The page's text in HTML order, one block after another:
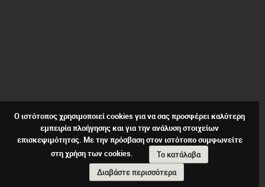
Ο ιστότοπος χρησιμοποιεί cookies για να σας προσφέρει καλύτερη
εμπειρία πλοήγησης και για την ανάλυση στοιχείων
επισκεψιμότητας. Με την πρόσβαση στον ιστότοπο συμφωνείτε
στη χρήση των cookies.
Το κατάλαβα
Διαβάστε περισσότερα